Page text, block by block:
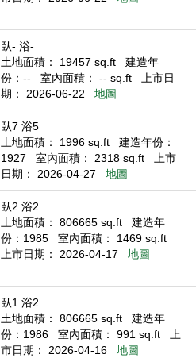
臥- 浴-
土地面積： 19457 sq.ft
建造年
份：--
室內面積： -- sq.ft
上市日
期： 2026-06-22
地圖
臥7 浴5
土地面積： 1996 sq.ft
建造年份：
1927
室內面積： 2318 sq.ft
上市
日期： 2026-04-27
地圖
臥2 浴2
土地面積： 806665 sq.ft
建造年
份：1985
室內面積： 1469 sq.ft
上市日期： 2026-04-17
地圖
臥1 浴2
土地面積： 806665 sq.ft
建造年
份：1986
室內面積： 991 sq.ft
上
市日期： 2026-04-16
地圖